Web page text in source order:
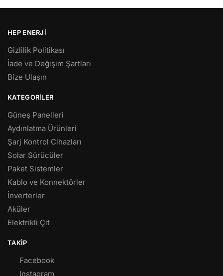
HEP ENERJI
Gizlilik Politikası
İade ve Değişim Şartları
Bize Ulaşın
KATEGORILER
Güneş Panelleri
Aydınlatma Ürünleri
Şarj Kontrol Cihazları
Solar Sürücüler
Paket Sistemler
Kablo ve Konnektörler
İnverterler
Aküler
Elektrikli Çit
TAKIP
Facebook
Instagram